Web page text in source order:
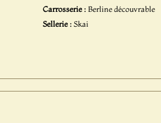
Carrosserie :Berline découvrable
Sellerie :Skai